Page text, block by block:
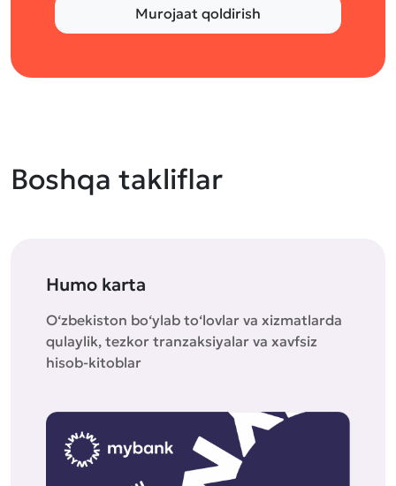
Murojaat qoldirish
Boshqa takliflar
Humo karta
O‘zbekiston bo‘ylab to‘lovlar va xizmatlarda
qulaylik, tezkor tranzaksiyalar va xavfsiz
hisob-kitoblar